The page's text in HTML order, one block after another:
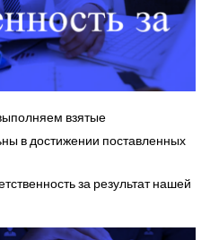
взятые
в достижении поставленных
за результат нашей